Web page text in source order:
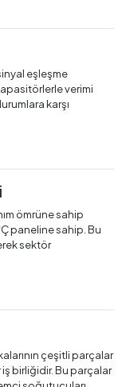
eşleşme
verimi
karşı
ömrüne sahip
paneline sahip. Bu
sektör
çeşitli parçalar
birliğidir. Bu parçalar